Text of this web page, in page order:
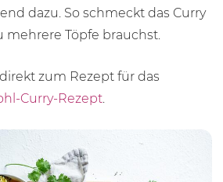
dazu. So schmeckt das Curry
mehrere Töpfe brauchst.
zum Rezept für das
Curry-Rezept.